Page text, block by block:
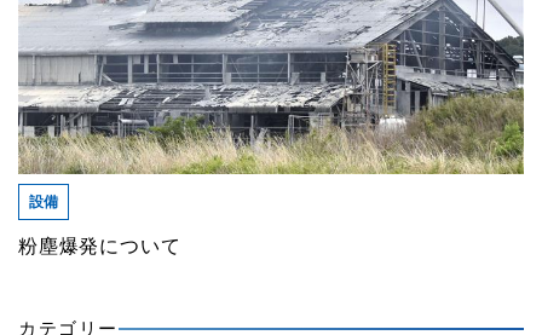
粉塵爆発について
設備
カテゴリー